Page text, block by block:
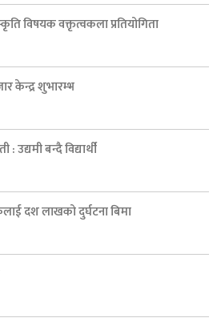
विषयक वक्तृत्वकला प्रतियोगिता
केन्द्र शुभारम्भ
उद्यमी बन्दै विद्यार्थी
दश लाखको दुर्घटना बिमा